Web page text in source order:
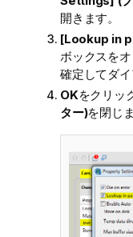
開きます。
[Lookup in
ボックスをオ
確定してダイ
OKをクリッ
ター)を閉じま